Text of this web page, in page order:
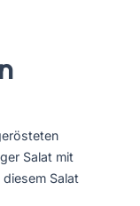
Salat mit
Salat